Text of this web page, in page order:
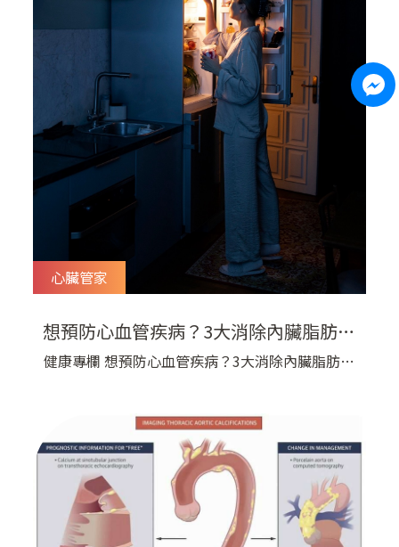
心臟管家
想預防心血管疾病？3大消除內臟脂肪要
點，你就不能不知道！
健康專欄 想預防心血管疾病？3大消除內臟脂肪要
變化。尤其長期久坐、經常外食、習慣吃宵夜，或
生活壓力較大的人，即使身材看起來適中，也可能
有內臟脂肪偏高的問題。 （相關示意圖） 想消除
內臟脂肪，需從飲食時間、食物選